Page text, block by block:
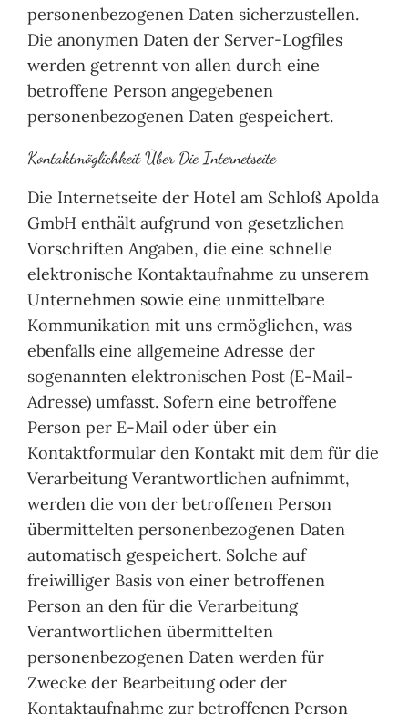
personenbezogenen Daten sicherzustellen.
Die anonymen Daten der Server-Logfiles
werden getrennt von allen durch eine
betroffene Person angegebenen
personenbezogenen Daten gespeichert.
Kontaktmöglichkeit Über Die Internetseite
Die Internetseite der Hotel am Schloß Apolda
GmbH enthält aufgrund von gesetzlichen
Vorschriften Angaben, die eine schnelle
elektronische Kontaktaufnahme zu unserem
Unternehmen sowie eine unmittelbare
Kommunikation mit uns ermöglichen, was
ebenfalls eine allgemeine Adresse der
sogenannten elektronischen Post (E-Mail-
Adresse) umfasst. Sofern eine betroffene
Person per E-Mail oder über ein
Kontaktformular den Kontakt mit dem für die
Verarbeitung Verantwortlichen aufnimmt,
werden die von der betroffenen Person
übermittelten personenbezogenen Daten
automatisch gespeichert. Solche auf
freiwilliger Basis von einer betroffenen
Person an den für die Verarbeitung
Verantwortlichen übermittelten
personenbezogenen Daten werden für
Zwecke der Bearbeitung oder der
Kontaktaufnahme zur betroffenen Person